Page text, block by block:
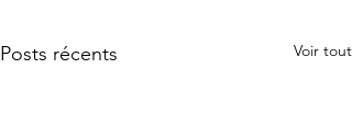
Posts récents Voir tout